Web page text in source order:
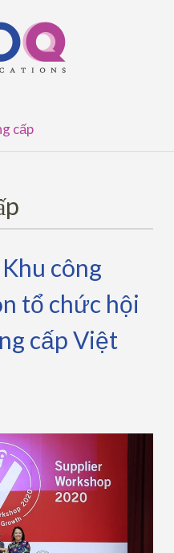
cấp
công
tổ chức hội
cấp Việt